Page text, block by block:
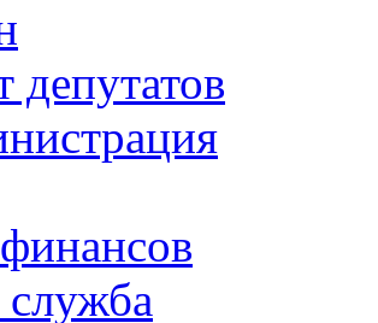
депутатов